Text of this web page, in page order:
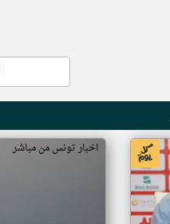
اخبار تونس من مباشر